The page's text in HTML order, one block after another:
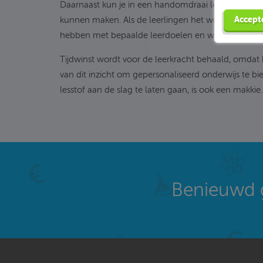
Daarnaast kun je in een handomdraai leerdoelen
kunnen maken. Als de leerlingen het werk hebben
hebben met bepaalde leerdoelen en welke
Tijdwinst wordt voor de leerkracht behaald,
van dit inzicht om gepersonaliseerd onderwijs te
lesstof aan de slag te laten gaan, is ook een makkie.
Benieuwd